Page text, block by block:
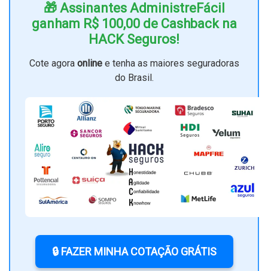
🎁 Assinantes AdministreFácil
ganham R$ 100,00 de Cashback na
HACK Seguros!
Cote agora onlinee tenha as maiores seguradoras
do Brasil.
🔒 FAZER MINHA COTAÇÃO GRÁTIS